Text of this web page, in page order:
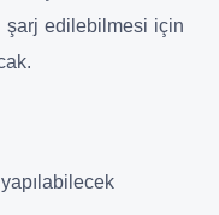
şarj edilebilmesi için